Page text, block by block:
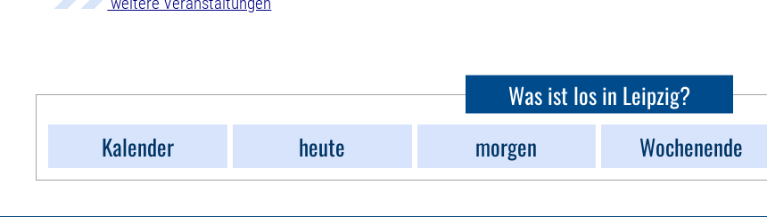
Was ist los in Leipzig?
Kalender
heute morgen Wochenende